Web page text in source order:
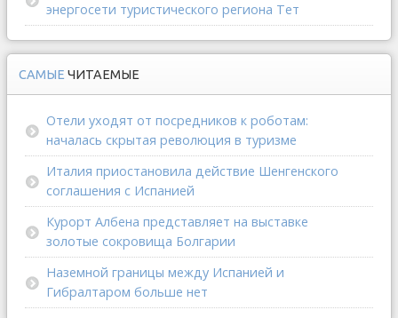
энергосети туристического региона Тет
САМЫЕ ЧИТАЕМЫЕ
Отели уходят от посредников к роботам:
началась скрытая революция в туризме
Италия приостановила действие Шенгенского
соглашения с Испанией
Курорт Албена представляет на выставке
золотые сокровища Болгарии
Наземной границы между Испанией и
Гибралтаром больше нет